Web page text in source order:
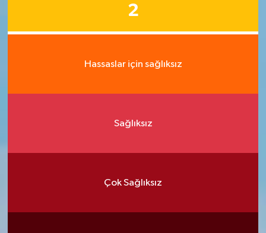
2
Hassaslar için sağlıksız
Sağlıksız
Çok Sağlıksız